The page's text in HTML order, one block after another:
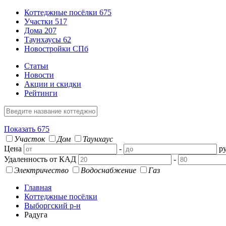
Коттеджные посёлки 675
Участки 517
Дома 207
Таунхаусы 62
Новостройки СПб
Статьи
Новости
Акции и скидки
Рейтинги
Показать 675
Участок
Дом
Таунхаус
Цена
-
Удаленность от КАД
-
Электричество
Водоснабжение
Газ
Главная
Коттеджные посёлки
Выборгский р-н
Радуга